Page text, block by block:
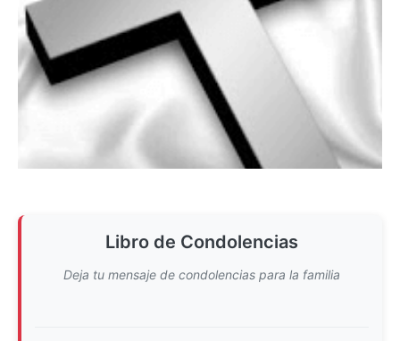
Libro de Condolencias
Deja tu mensaje de condolencias para la familia